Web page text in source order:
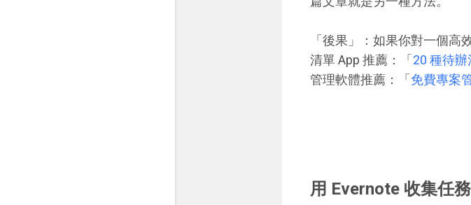
「後果」：如果你對一個
清單 App 推薦：「 20 種待
管理軟體推薦：「 免費專案
用 Evernote 收集任